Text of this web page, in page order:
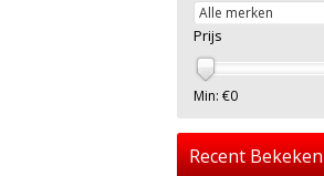
Prijs
Min: €0
Recent Bekeken